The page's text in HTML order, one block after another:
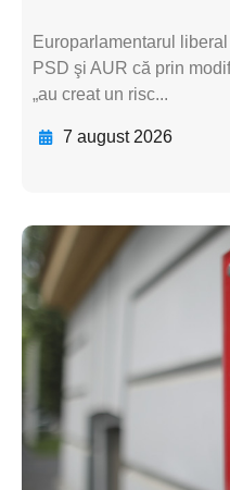
Europarlamentarul
PSD şi AUR că prin
„au creat un risc...
7 august 2026
Adaugă
textul pentru
textul pentru